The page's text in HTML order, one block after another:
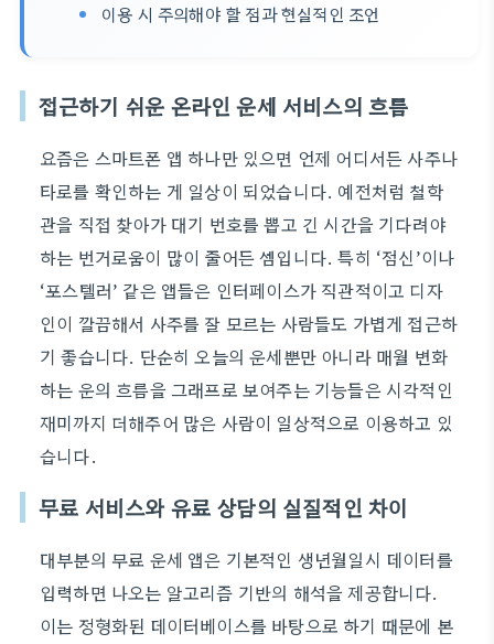
이용 시 주의해야 할 점과 현실적인 조언
접근하기 쉬운 온라인 운세 서비스의 흐름
요즘은 스마트폰 앱 하나만 있으면 언제 어디서든 사주나
타로를 확인하는 게 일상이 되었습니다. 예전처럼 철학
관을 직접 찾아가 대기 번호를 뽑고 긴 시간을 기다려야
하는 번거로움이 많이 줄어든 셈입니다. 특히 ‘점신’이나
‘포스텔러’ 같은 앱들은 인터페이스가 직관적이고 디자
인이 깔끔해서 사주를 잘 모르는 사람들도 가볍게 접근하
기 좋습니다. 단순히 오늘의 운세뿐만 아니라 매월 변화
하는 운의 흐름을 그래프로 보여주는 기능들은 시각적인
재미까지 더해주어 많은 사람이 일상적으로 이용하고 있
습니다.
무료 서비스와 유료 상담의 실질적인 차이
대부분의 무료 운세 앱은 기본적인 생년월일시 데이터를
입력하면 나오는 알고리즘 기반의 해석을 제공합니다.
이는 정형화된 데이터베이스를 바탕으로 하기 때문에 본